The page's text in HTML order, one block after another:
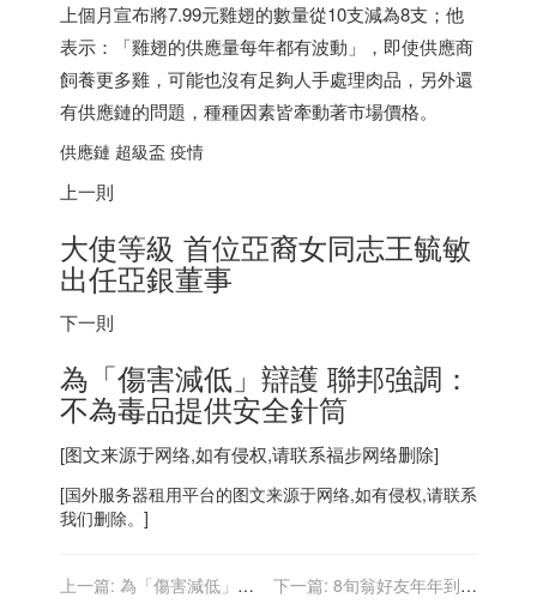
上個月宣布將7.99元雞翅的數量從10支減為8支；他
表示：「雞翅的供應量每年都有波動」，即使供應商
飼養更多雞，可能也沒有足夠人手處理肉品，另外還
有供應鏈的問題，種種因素皆牽動著市場價格。
供應鏈 超級盃 疫情
上一則
大使等級 首位亞裔女同志王毓敏
出任亞銀董事
下一則
為「傷害減低」辯護 聯邦強調：
不為毒品提供安全針筒
[图文来源于网络,如有侵权,请联系福步网络删除]
[国外服务器租用平台的图文来源于网络,如有侵权,请联系
我们删除。]
上一篇: 為「傷害減低」辯
下一篇: 8旬翁好友年年到場